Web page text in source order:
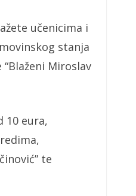
učenicima i
stanja
Miroslav
10 eura,
te